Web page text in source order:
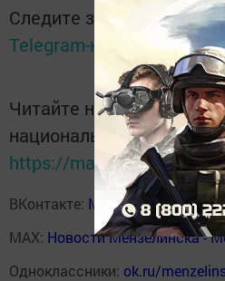
Следите за самым
Telegram-канале
Читайте новости
национальном
https://max.ru/tatmedia
ВКонтакте: Мензелинск news -
MAX: Новости Мензелинска -
Одноклассники: ok.ru/